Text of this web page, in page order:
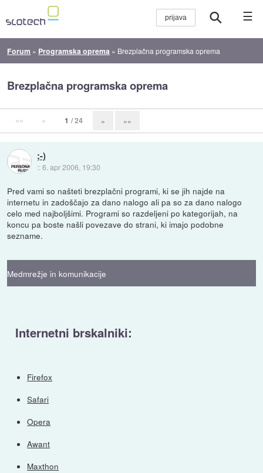
☰
Forum » Programska oprema » Brezplačna programska oprema
Brezplačna programska oprema
«« « 1 / 24 » »»
;-)
::6. apr 2006, 19:30
Pred vami so našteti brezplačni programi, ki se jih najde na
internetu in zadoščajo za dano nalogo ali pa so za dano nalogo
celo med najboljšimi. Programi so razdeljeni po kategorijah, na
koncu pa boste našli povezave do strani, ki imajo podobne
sezname.
Medmrežje in komunikacije
Internetni brskalniki:
Firefox
Safari
Opera
Awant
Maxthon